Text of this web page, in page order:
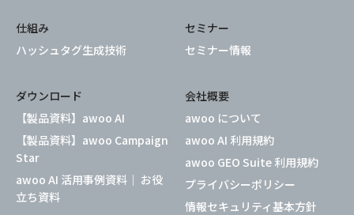
仕組み
ハッシュタグ生成技術
セミナー
セミナー情報
ダウンロード
【製品資料】awoo AI
【製品資料】awoo Campaign
Star
awoo AI 活用事例資料｜ お役
立ち資料
会社概要
awoo について
awoo AI 利用規約
awoo GEO Suite 利用規約
プライバシーポリシー
情報セキュリティ基本方針